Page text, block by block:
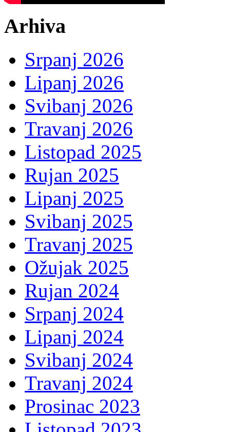
Arhiva
Srpanj 2026
Lipanj 2026
Svibanj 2026
Travanj 2026
Listopad 2025
Rujan 2025
Lipanj 2025
Svibanj 2025
Travanj 2025
Ožujak 2025
Rujan 2024
Srpanj 2024
Lipanj 2024
Svibanj 2024
Travanj 2024
Prosinac 2023